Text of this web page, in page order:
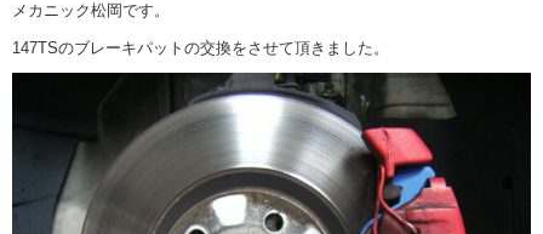
メカニック松岡です。
147TSのブレーキパットの交換をさせて頂きました。